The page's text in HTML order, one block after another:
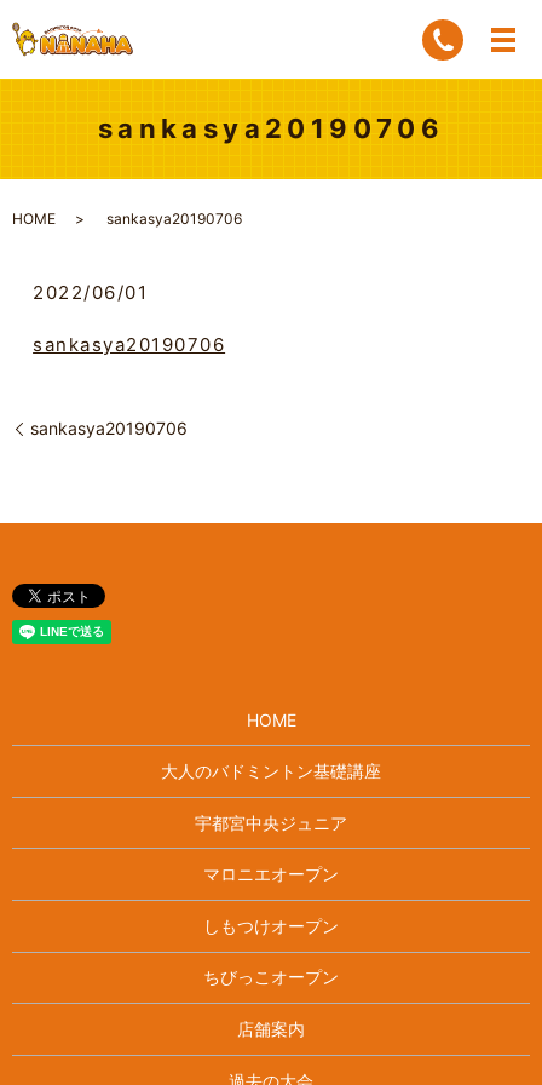
sankasya20190706
HOME sankasya20190706
2022/06/01
sankasya20190706
sankasya20190706
HOME
大人のバドミントン基礎講座
宇都宮中央ジュニア
マロニエオープン
しもつけオープン
ちびっこオープン
店舗案内
過去の大会